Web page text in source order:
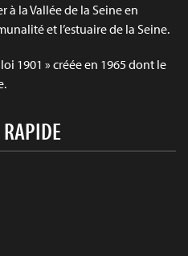
la Vallée de la Seine en
et l’estuaire de la Seine.
1901 » créée en 1965 dont le
RAPIDE